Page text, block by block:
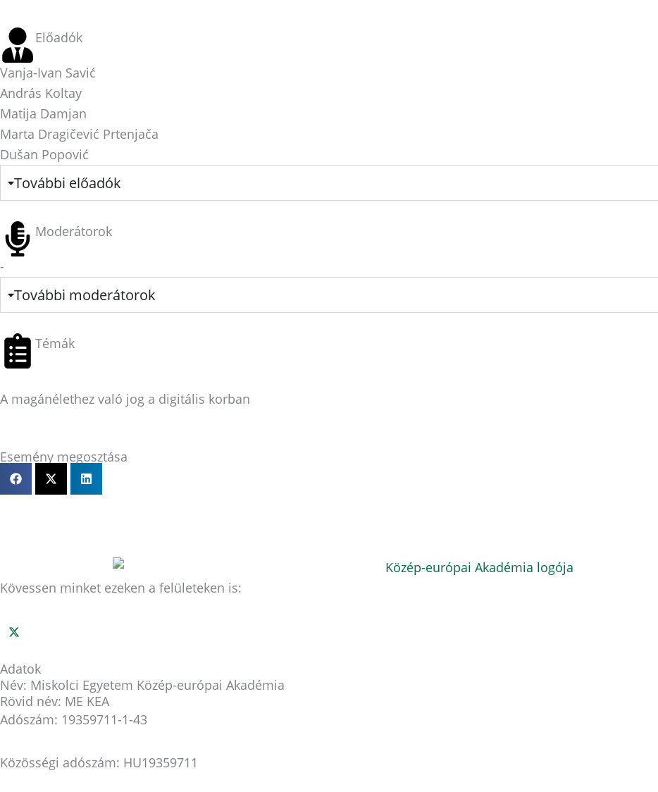
Előadók
Vanja-Ivan Savić
András Koltay
Matija Damjan
Marta Dragičević Prtenjača
Dušan Popović
További előadók
Moderátorok
-
További moderátorok
Témák
A magánélethez való jog a digitális korban
Esemény megosztása
Kövessen minket ezeken a felületeken is:
Adatok
Név: Miskolci Egyetem Közép-európai Akadémia
Rövid név: ME KEA
Adószám: 19359711-1-43
Közösségi adószám: HU19359711